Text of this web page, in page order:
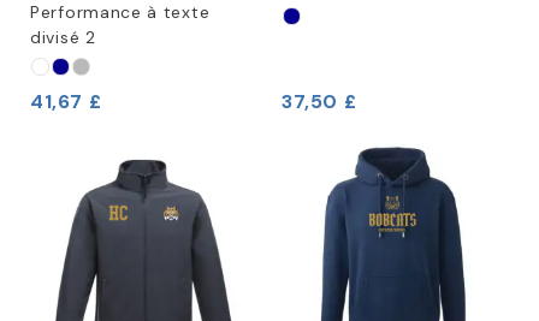
Performance à texte
divisé 2
41,67 £ 37,50 £